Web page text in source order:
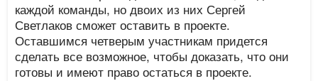
каждой команды, но двоих из них Сергей
Светлаков сможет оставить в проекте.
Оставшимся четверым участникам придется
сделать все возможное, чтобы доказать, что они
готовы и имеют право остаться в проекте.